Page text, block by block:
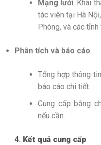
Mạng lưới: Khai
tác viên tại Hà
Phòng, và các tỉnh
Phân tích và báo cáo:
Tổng hợp thông
báo cáo chi tiết.
Cung cấp bằng
nếu cần.
4. Kết quả cung cấp